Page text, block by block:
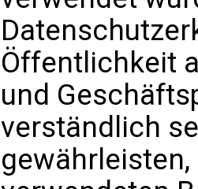
Öffentlichkeit
und
verständlich